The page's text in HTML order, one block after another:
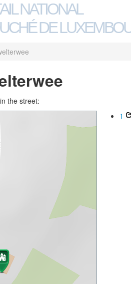
NATIONAL
DE
the street:
1